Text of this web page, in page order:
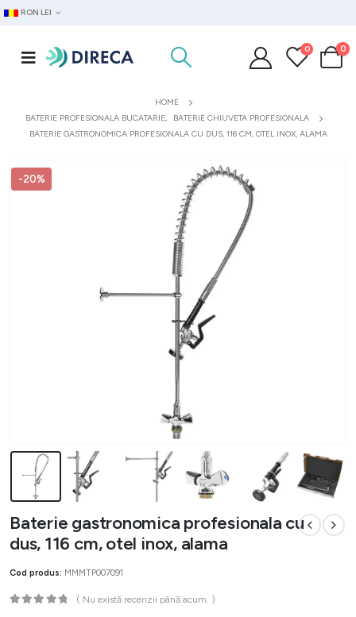
RON LEI
0 0
HOME
BATERIE PROFESIONALA BUCATARIE,
BATERIE CHIUVETA PROFESIONALA
BATERIE GASTRONOMICA PROFESIONALA CU DUS, 116 CM, OTEL INOX, ALAMA
-20%
Baterie gastronomica profesionala cu
dus, 116 cm, otel inox, alama
Cod produs: MMMTP007091
( Nu există recenzii până acum. )